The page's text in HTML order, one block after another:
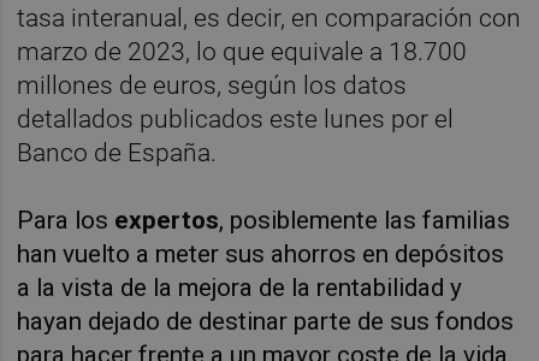
tasa interanual, es decir, en comparación con
marzo de 2023, lo que equivale a 18.700
millones de euros, según los datos
detallados publicados este lunes por el
Banco de España.
Para los expertos, posiblemente las familias
han vuelto a meter sus ahorros en depósitos
a la vista de la mejora de la rentabilidad y
hayan dejado de destinar parte de sus fondos
para hacer frente a un mayor coste de la vida.